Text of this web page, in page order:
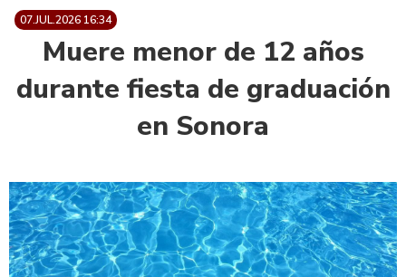
07.JUL.2026 16:34
Muere menor de 12 años
durante fiesta de graduación
en Sonora